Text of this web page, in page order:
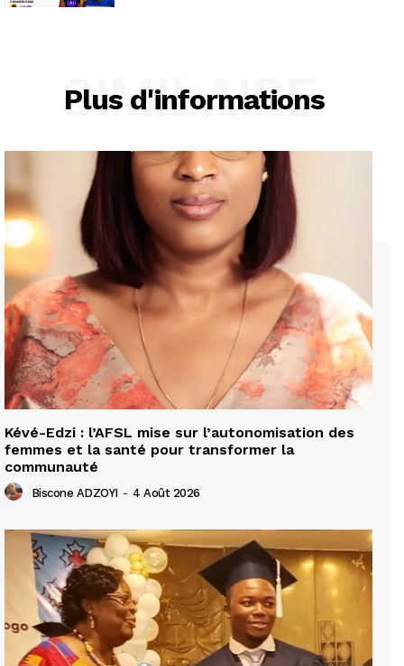
Plus d'informations
SIMILAIRE
Kévé-Edzi : l’AFSL mise sur l’autonomisation des
femmes et la santé pour transformer la
communauté
Biscone ADZOYI - 4 Août 2026